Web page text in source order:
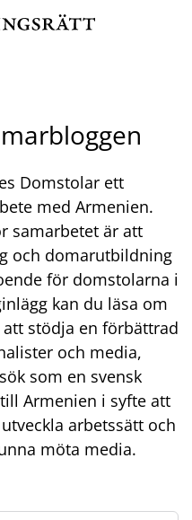
Domstolar ett
med Armenien.
samarbetet är att
och domarutbildning
för domstolarna i
kan du läsa om
stödja en förbättrad
och media,
som en svensk
Armenien i syfte att
arbetssätt och
möta media.